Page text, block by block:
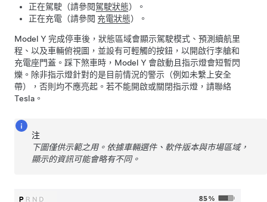
正在駕駛（請參閱駕駛狀態）。
正在充電（請參閱 充電狀態）。
Model Y 完成停車後，狀態區域會顯示駕駛模式、預測續航里
程、以及車輛俯視圖，並設有可輕觸的按鈕，以開啟行李艙和
充電座門蓋。踩下煞車時， Model Y 會啟動且指示燈會短暫閃
爍。除非指示燈針對的是目前情況的警示（例如未繫上安全
帶），否則均不應亮起。若不能開啟或關閉指示燈，請聯絡
Tesla。
注
下圖僅供示範之用。依據車輛選件、軟件版本與市場區域，
顯示的資訊可能會略有不同。